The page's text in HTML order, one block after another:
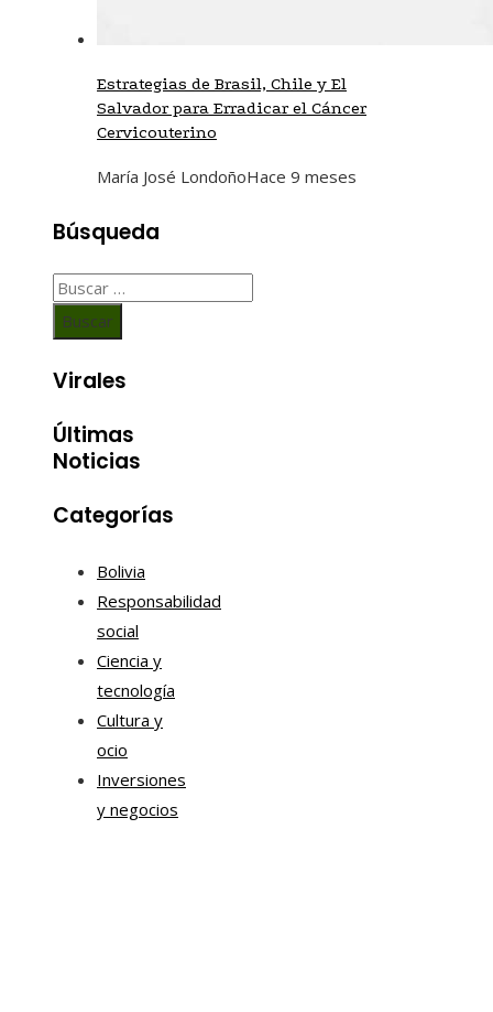
Estrategias de Brasil, Chile y El
Salvador para Erradicar el Cáncer
Cervicouterino
María José LondoñoHace 9 meses
Búsqueda
Buscar:
Virales
Últimas
Noticias
Categorías
Bolivia
Responsabilidad
social
Ciencia y
tecnología
Cultura y
ocio
Inversiones
y negocios